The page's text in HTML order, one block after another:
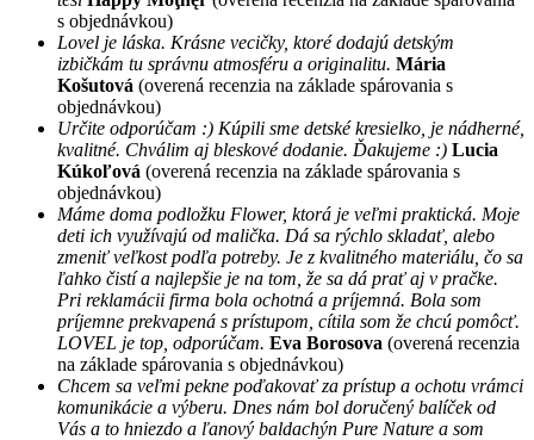
s objednávkou)
Lovel je láska. Krásne vecičky, ktoré dodajú detským
izbičkám tu správnu atmosféru a originalitu. Mária
Košutová (overená recenzia na základe spárovania s
objednávkou)
Určite odporúčam :) Kúpili sme detské kresielko, je nádherné,
kvalitné. Chválim aj bleskové dodanie. Ďakujeme :) Lucia
Kúkoľová (overená recenzia na základe spárovania s
objednávkou)
Máme doma podložku Flower, ktorá je veľmi praktická. Moje
deti ich využívajú od malička. Dá sa rýchlo skladať, alebo
zmeniť veľkost podľa potreby. Je z kvalitného materiálu, čo sa
ľahko čistí a najlepšie je na tom, že sa dá prať aj v pračke.
Pri reklamácii firma bola ochotná a príjemná. Bola som
príjemne prekvapená s prístupom, cítila som že chcú pomôcť.
LOVEL je top, odporúčam. Eva Borosova (overená recenzia
na základe spárovania s objednávkou)
Chcem sa veľmi pekne poďakovať za prístup a ochotu vrámci
komunikácie a výberu. Dnes nám bol doručený balíček od
Vás a to hniezdo a ľanový baldachýn Pure Nature a som